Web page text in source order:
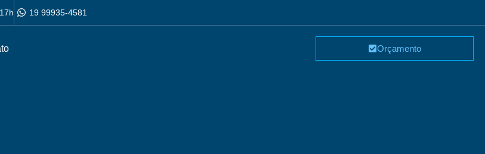
19 99935-4581
Orçamento